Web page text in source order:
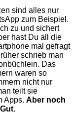
sind alles nur
zum Beispiel.
zu und sichert
hast Du all die
mal gefragt
schrieb man
Das
waren so
nicht nur
teilt sie
Apps. Aber noch